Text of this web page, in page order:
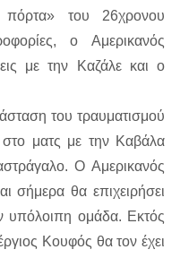
πόρτα» του 26χρονου
ο Αμερικανός
με την Καζάλε και ο
του τραυματισμού
ματς με την Καβάλα
Ο Αμερικανός
σήμερα θα επιχειρήσει
υπόλοιπη ομάδα. Εκτός
Κουφός θα τον έχει